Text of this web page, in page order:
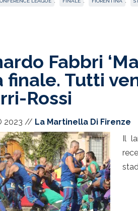
Fabbri
finale. Tutti
Rossi
2023 // La Martinella Di Firenze
Il